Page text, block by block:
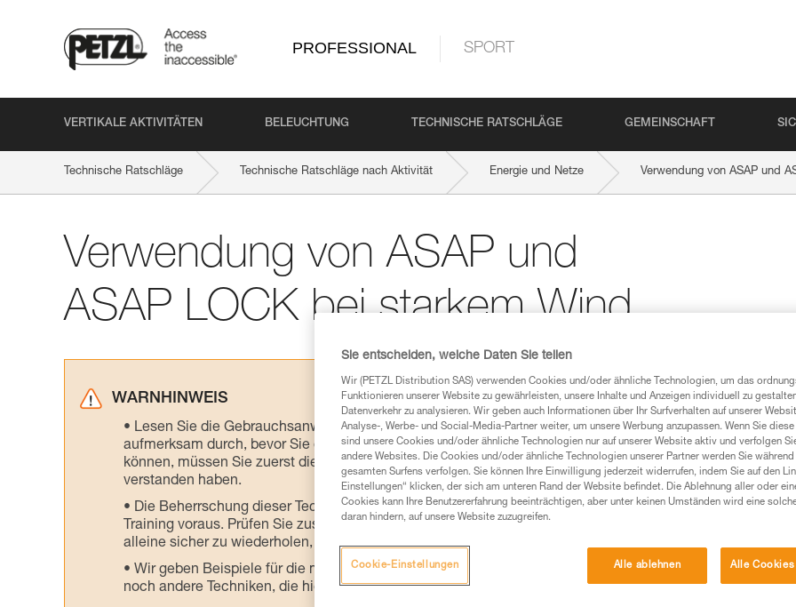
PROFESSIONAL SPORT
VERTIKALE AKTIVITÄTEN BELEUCHTUNG TECHNISCHE RATSCHLÄGE GEMEINSCHAFT
Technische Ratschläge Technische Ratschläge nach Aktivität Energie und Netze Verwendung von ASAP und
Verwendung von ASAP und
ASAP LOCK bei starkem Wind
WARNHINWEIS
Lesen Sie die Gebrauchsanweisungen der Produkte, um die es in diesem Tech Tipp geht,
aufmerksam durch, bevor Sie diesen zu Rate ziehen. Um diese Zusatzinformationen verstehen zu
können, müssen Sie zuerst die in der Gebrauchsanweisung enthaltenen Informationen richtig
verstanden haben.
Die Beherrschung dieser Techniken setzt eine entsprechende Ausbildung und ein spezielles
Training voraus. Prüfen Sie zusammen mit einem Profi, ob Sie in der Lage sind, den Vorgang
alleine sicher zu wiederholen, bevor Sie ihn eigenständig durchführen.
Wir geben Beispiele für die mit Ihrer Aktivität verbundenen Techniken. Möglicherweise gibt es
noch andere Techniken, die hier nicht beschrieben werden.
Sie entscheiden, welche Daten Sie teilen
Wir (PETZL Distribution SAS) verwenden Cookies und/oder ähnliche Technologien, um das
Funktionieren unserer Website zu gewährleisten, unsere Inhalte und Anzeigen individuell zu
Datenverkehr zu analysieren. Wir geben auch Informationen über Ihr Surfverhalten auf unserer
Analyse-, Werbe- und Social-Media-Partner weiter, um unsere Werbung anzupassen. Wenn Sie
sind unsere Cookies und/oder ähnliche Technologien nur auf unserer Website aktiv und verfolgen
andere Websites. Die Cookies und/oder ähnliche Technologien unserer Partner werden Sie während
gesamten Surfens verfolgen. Sie können Ihre Einwilligung jederzeit widerrufen, indem Sie auf den
Einstellungen“ klicken, der sich am unteren Rand der Website befindet. Die Ablehnung aller oder
Cookies kann Ihre Benutzererfahrung beeinträchtigen, aber unter keinen Umständen wird eine
daran hindern, auf unsere Website zuzugreifen.
Alle ablehnen Alle
Cookie-Einstellungen